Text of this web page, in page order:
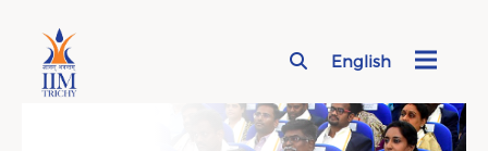
English
Page Top Menu